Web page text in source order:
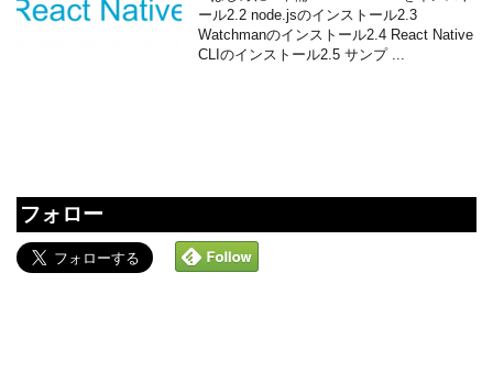
ール2.2 node.jsのインストール2.3
Watchmanのインストール2.4 React Native
CLIのインストール2.5 サンプ ...
フォロー